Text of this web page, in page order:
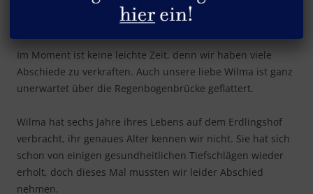
Abschied von Wilma
Im Moment ist keine leichte Zeit, denn wir haben viele
Abschiede zu verkraften. Auch unsere liebe Wilma ist ganz
unerwartet über die Regenbogenbrücke geflattert.
Wilma hat sechs Jahre ihres Lebens auf dem Erdlingshof
verbracht, ihr genaues Alter kennen wir nicht. Sie hat sich
schon von einigen gesundheitlichen Tiefschlägen wieder
erholt, doch dieses Mal mussten wir leider Abschied
nehmen.